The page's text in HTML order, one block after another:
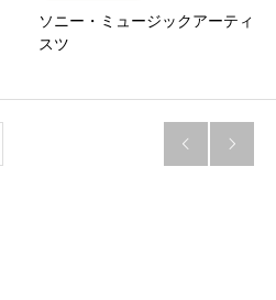
ソニー・ミュージックアーティ
スツ
 